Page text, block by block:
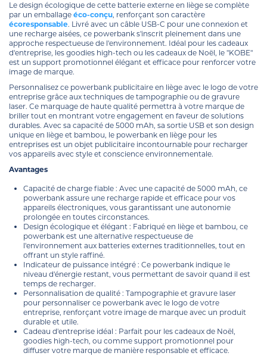
Le design écologique de cette batterie externe en liège se complète
par un emballage éco-conçu, renforçant son caractère
écoresponsable. Livré avec un câble USB-C pour une connexion et
une recharge aisées, ce powerbank s'inscrit pleinement dans une
approche respectueuse de l'environnement. Idéal pour les cadeaux
d'entreprise, les goodies high-tech ou les cadeaux de Noël, le "KOBE"
est un support promotionnel élégant et efficace pour renforcer votre
image de marque.
Personnalisez ce powerbank publicitaire en liège avec le logo de votre
entreprise grâce aux techniques de tampographie ou de gravure
laser. Ce marquage de haute qualité permettra à votre marque de
briller tout en montrant votre engagement en faveur de solutions
durables. Avec sa capacité de 5000 mAh, sa sortie USB et son design
unique en liège et bambou, le powerbank en liège pour les
entreprises est un objet publicitaire incontournable pour recharger
vos appareils avec style et conscience environnementale.
Avantages
Capacité de charge fiable : Avec une capacité de 5000 mAh, ce
powerbank assure une recharge rapide et efficace pour vos
appareils électroniques, vous garantissant une autonomie
prolongée en toutes circonstances.
Design écologique et élégant : Fabriqué en liège et bambou, ce
powerbank est une alternative respectueuse de
l'environnement aux batteries externes traditionnelles, tout en
offrant un style raffiné.
Indicateur de puissance intégré : Ce powerbank indique le
niveau d'énergie restant, vous permettant de savoir quand il est
temps de recharger.
Personnalisation de qualité : Tampographie et gravure laser
pour personnaliser ce powerbank avec le logo de votre
entreprise, renforçant votre image de marque avec un produit
durable et utile.
Cadeau d'entreprise idéal : Parfait pour les cadeaux de Noël,
goodies high-tech, ou comme support promotionnel pour
diffuser votre marque de manière responsable et efficace.